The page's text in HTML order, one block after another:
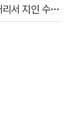
"폭행 너무 심해 중태, 살인미수"…길거리서 지인 수십회 때린 50대 '긴급체포'